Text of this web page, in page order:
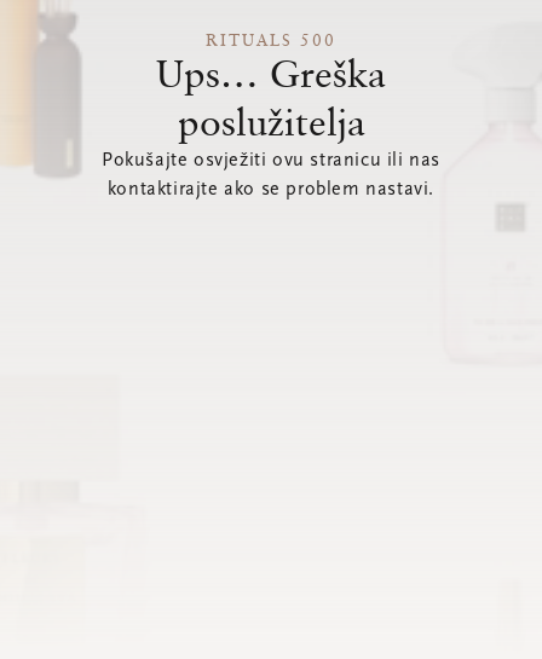
RITUALS 500
Ups… Greška
poslužitelja
Pokušajte osvježiti ovu stranicu ili nas
kontaktirajte ako se problem nastavi.